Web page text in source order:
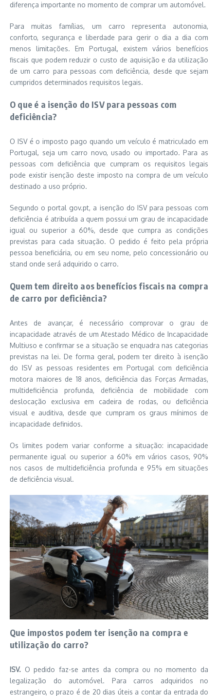
diferença importante no momento de comprar um automóvel.
Para muitas famílias, um carro representa autonomia,
conforto, segurança e liberdade para gerir o dia a dia com
menos limitações. Em Portugal, existem vários benefícios
fiscais que podem reduzir o custo de aquisição e da utilização
de um carro para pessoas com deficiência, desde que sejam
cumpridos determinados requisitos legais.
O que é a isenção do ISV para pessoas com
deficiência?
O ISV é o imposto pago quando um veículo é matriculado em
Portugal, seja um carro novo, usado ou importado. Para as
pessoas com deficiência que cumpram os requisitos legais
pode existir isenção deste imposto na compra de um veículo
destinado a uso próprio.
Segundo o portal gov.pt, a isenção do ISV para pessoas com
deficiência é atribuída a quem possui um grau de incapacidade
igual ou superior a 60%, desde que cumpra as condições
previstas para cada situação. O pedido é feito pela própria
pessoa beneficiária, ou em seu nome, pelo concessionário ou
stand onde será adquirido o carro.
Quem tem direito aos benefícios fiscais na compra
de carro por deficiência?
Antes de avançar, é necessário comprovar o grau de
incapacidade através de um Atestado Médico de Incapacidade
Multiuso e confirmar se a situação se enquadra nas categorias
previstas na lei. De forma geral, podem ter direito à isenção
do ISV as pessoas residentes em Portugal com deficiência
motora maiores de 18 anos, deficiência das Forças Armadas,
multideficiência profunda, deficiência de mobilidade com
deslocação exclusiva em cadeira de rodas, ou deficiência
visual e auditiva, desde que cumpram os graus mínimos de
incapacidade definidos.
Os limites podem variar conforme a situação: incapacidade
permanente igual ou superior a 60% em vários casos, 90%
nos casos de multideficiência profunda e 95% em situações
de deficiência visual.
Que impostos podem ter isenção na compra e
utilização do carro?
ISV. O pedido faz-se antes da compra ou no momento da
legalização do automóvel. Para carros adquiridos no
estrangeiro, o prazo é de 20 dias úteis a contar da entrada do